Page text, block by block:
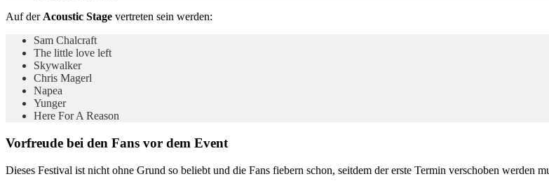
Auf der Acoustic Stage vertreten sein werden:
Sam Chalcraft
The little love left
Skywalker
Chris Magerl
Napea
Yunger
Here For A Reason
Vorfreude bei den Fans vor dem Event
Dieses Festival ist nicht ohne Grund so beliebt und die Fans fiebern schon, seitdem der erste Termin verschoben werden